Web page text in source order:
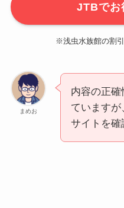
JTBでお
※浅虫水族館の割
まめお
内容の正確
ています
サイトを確